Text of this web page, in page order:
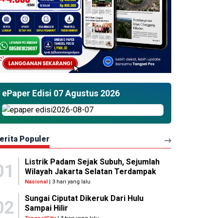
ePaper Edisi 07 Agustus 2026
Populer
Listrik Padam Sejak Subuh, Sejumlah
Wilayah Jakarta Selatan Terdampak
Nasional | 3 hari yang lalu
Sungai Ciputat Dikeruk Dari Hulu
Sampai Hilir